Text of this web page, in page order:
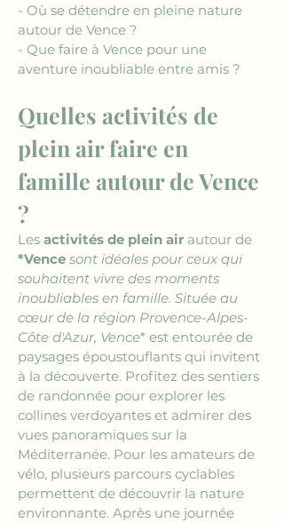
- Où se détendre en pleine nature
autour de Vence ?
- Que faire à Vence pour une
aventure inoubliable entre amis ?
Quelles activités de
plein air faire en
famille autour de Vence
?
Les activités de plein air autour de
*Vence sont idéales pour ceux qui
souhaitent vivre des moments
inoubliables en famille. Située au
cœur de la région Provence-Alpes-
Côte d'Azur, Vence* est entourée de
paysages époustouflants qui invitent
à la découverte. Profitez des sentiers
de randonnée pour explorer les
collines verdoyantes et admirer des
vues panoramiques sur la
Méditerranée. Pour les amateurs de
vélo, plusieurs parcours cyclables
permettent de découvrir la nature
environnante. Après une journée